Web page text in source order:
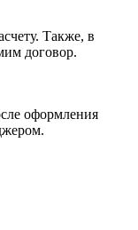
Также, в
договор.
оформления